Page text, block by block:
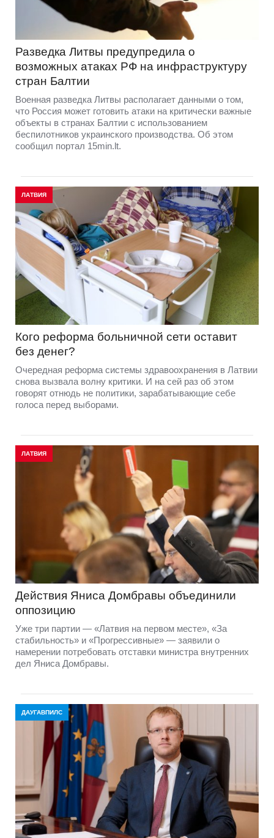
Разведка Литвы предупредила о
возможных атаках РФ на инфраструктуру
стран Балтии
Военная разведка Литвы располагает данными о том,
что Россия может готовить атаки на критически важные
объекты в странах Балтии с использованием
беспилотников украинского производства. Об этом
сообщил портал 15min.lt.
ЛАТВИЯ
Кого реформа больничной сети оставит
без денег?
Очередная реформа системы здравоохранения в Латвии
снова вызвала волну критики. И на сей раз об этом
говорят отнюдь не политики, зарабатывающие себе
голоса перед выборами.
ЛАТВИЯ
Действия Яниса Домбравы объединили
оппозицию
Уже три партии — «Латвия на первом месте», «За
стабильность» и «Прогрессивные» — заявили о
намерении потребовать отставки министра внутренних
дел Яниса Домбравы.
ДАУГАВПИЛС